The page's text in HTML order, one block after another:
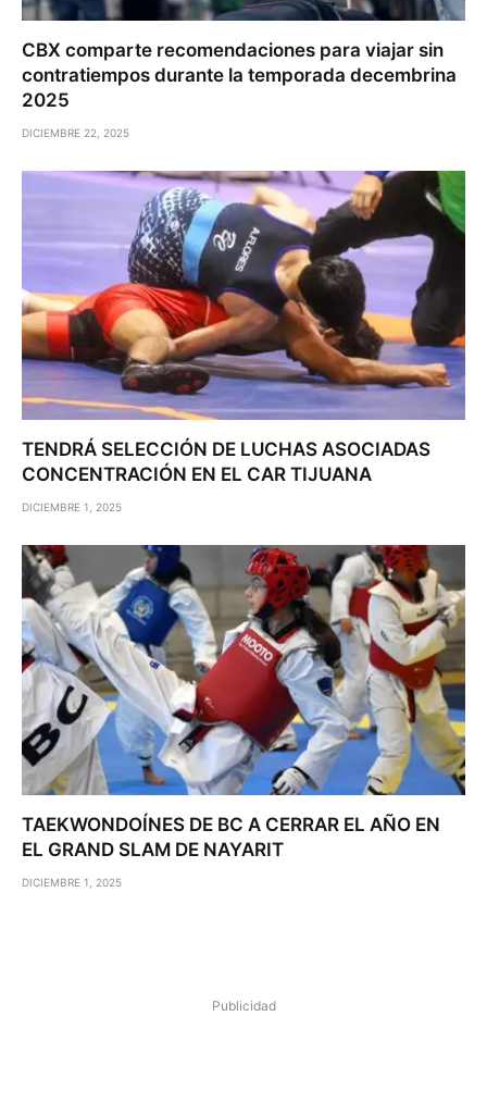
CBX comparte recomendaciones para viajar sin
contratiempos durante la temporada decembrina
2025
DICIEMBRE 22, 2025
TENDRÁ SELECCIÓN DE LUCHAS ASOCIADAS
CONCENTRACIÓN EN EL CAR TIJUANA
DICIEMBRE 1, 2025
TAEKWONDOÍNES DE BC A CERRAR EL AÑO EN
EL GRAND SLAM DE NAYARIT
DICIEMBRE 1, 2025
Publicidad